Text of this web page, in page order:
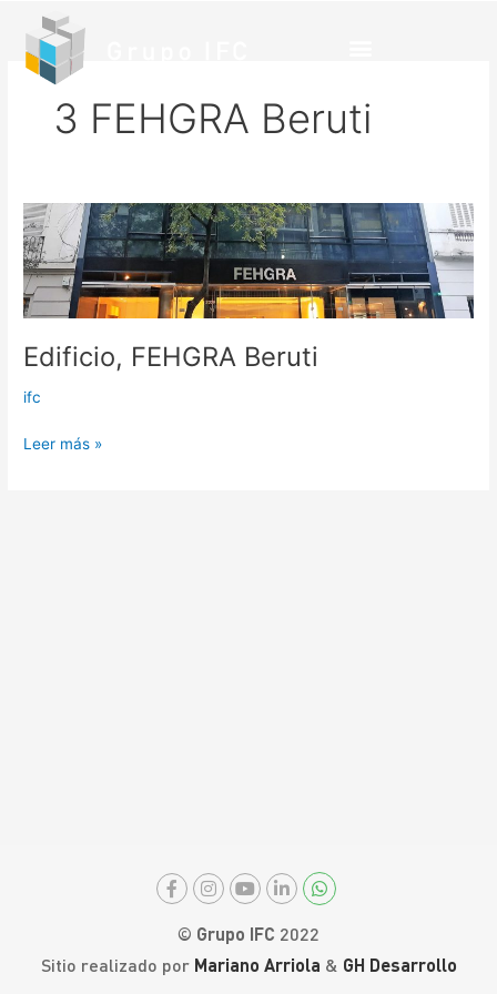
contenido
3 FEHGRA Beruti
Edificio, FEHGRA Beruti
ifc
Edificio,
FEHGRA
Beruti
Leer más »
© Grupo IFC 2022
Sitio realizado por Mariano Arriola & GH Desarrollo